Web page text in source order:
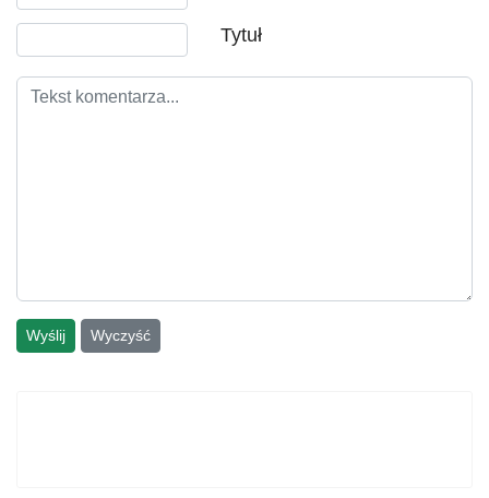
Tytuł
Wyślij Wyczyść